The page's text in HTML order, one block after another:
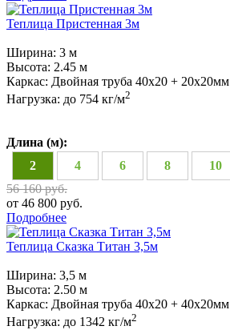
Теплица Пристенная 3м
Ширина: 3 м
Высота: 2.45 м
Каркас: Двойная труба 40х20 + 20х20мм
Нагрузка: до 754 кг/м2
Длина (м):
2
4 6 8
10
56 160 руб.
от 46 800 руб.
Подробнее
Теплица Сказка Титан 3,5м
Ширина: 3,5 м
Высота: 2.50 м
Каркас: Двойная труба 40x20 + 40х20мм
Нагрузка: до 1342 кг/м2